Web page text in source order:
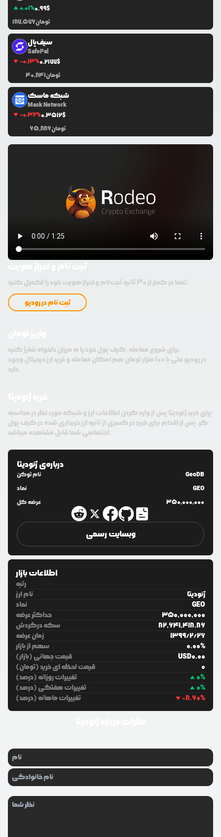
0.01%0.99$
187,576تومان
سیف‌پال
SafePal
-0.13%0.2177$
40,841تومان
شبکه ماسک
Mask Network
-0.32%0.3512$
65,886تومان
تنها در کمتر از 30 ثانیه ثبت‌نام و احراز هویت خود را تکمیل کنید.
ثبت نام در رودیو
برای شروع معامله، کیف پول خود را به میزان دلخواه شارژ کنید.
در رودیو حتی با 100 هزار تومان هم امکان معامله و خرید ارز دیجیتال وجود
دارد.
برای خرید ژئودیتا پس از وارد کردن اطلاعات ارز و شبکه مورد نظر در محاسبه
گر، پس از اقدام برای خرید در کسری از ثانیه ارز خریداری شده در کیف پول
اختصاصی شما قابل مشاهده میباشد.
درباره‌یژئودیتا
نام توکن
GeoDB
نماد
GEO
عرضه کل
350,000,000
وبسایت رسمی
اطلاعات بازار
رتبه
نام ارز
ژئودیتا
نماد
GEO
حداکثر عرضه
350,000,000
سکه درگردش
82,641,418.86
زمان عرضه
1399/2/26
سهم از بازار
0.00%
قیمت جهانی (بازار)
USD0.00
قیمت لحظه ای خرید (تومان)
0
تغییرات روزانه (درصد)
0%
تغییرات هفتگی (درصد)
0%
تغییرات ماهانه (درصد)
-8.60%